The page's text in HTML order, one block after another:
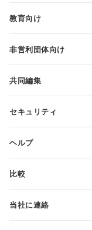
PDFの変換
教育向け
教育関係者向け
非営利団体向け
無料アカウントをリクエス
共同編集
翻訳者向け
セキュリティ
ヘルプ
ヘルプ・センター
比較
ONLYOFFICE Docs vs
当社に連絡